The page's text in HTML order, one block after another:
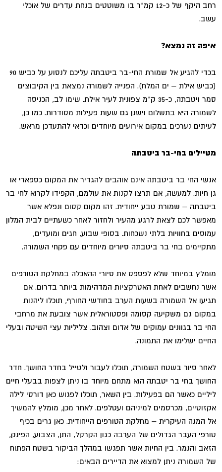
רחב היקף של כ-12 קמ"ר בו משוטטים בנחת עדרים של אוכלי
עשב.
איפה זה נמצא?
בכדי להגיע אל שמורת החי-בר ביטבתה עליכם לנסוע על כביש 90
(כביש אילת – ים המלח). הפנייה לשמורה נמצאת בין הקיבוצים
סמר ויטבתה, כ-35 ק"מ צפונית לעיר אילת. שימו לב, הכניסה
לשמורה היא בתשלום וישנן גם שעות פעילות מסודרות. כמו כן,
לעיתים נערכים במקום אירועים מיוחדים וכדאי להתעדכן מראש.
מטיילים בחי-בר ביטבתה
אנשי החי בר ביטבתה אינם אוהבים להגדיר את המקום כספארי או
גן חיות. למעשה, אם תרצו לקנות את עולמם, הקפידו לקרוא לחי בר
ביטבתה – שמורת טבע ייחודית. זהו מקום קסום ונפלא אשר
מאפשר לכם לצאת לרגע מהעיר ולחזור לאחר כשעתיים לבית המלון
עמוסים בחוויות בלתי נשכחות. בסופי שבוע, חגים ומועדים,
מתקיימים בחי בר ביטבתה סיורים מיוחדים עם פקחי השמורה.
מומלץ במיוחד שלא לפספס את סיורי ההאכלה במחלקת הטורפים
אשר נחשבים לאחת האטרקציות המדהימות ביותר בדרום. אם
תגיעו אל השמורה בשעות הערב בחודשי החורף, תוכלו ליהנות
במקום גם משקיעה קסומה ופסטוראלית אשר צובעת את מרחבי
החי בר בגוונים עמוקים של אדום וצהוב. צליליות עצי השיטה ובעלי
החיים ישלימו את התמונה.
לאחר סיור בשטח השמורה, תוכלו לעבור ולטייל בחדר החושך. חדר
החושך בחי בר יטבתה הוא מתחם מיוחד בו ניתן לצפות בבעלי חיים
ליליים כאשר הם בפעילות. בין השאר, תוכלו לפגוש כאן דורסי לילה
אקזוטיים, מכרסמים למיניהם ועטלפים. לאחר מכן, מומלץ להמשיך
אל המנה העיקרית – מחלקת הטורפים הייחודית. כאן גרים בכיף
טורפי העבר הגדולים של הערבה כגון הקרקל, התן, הצבוע, הפינק,
הזאב והנמר. בין החיות אשר תפגשו במהלך הביקור בשטח הפתוח
של השמורה ניתן למצוא את הדיירים הבאים: